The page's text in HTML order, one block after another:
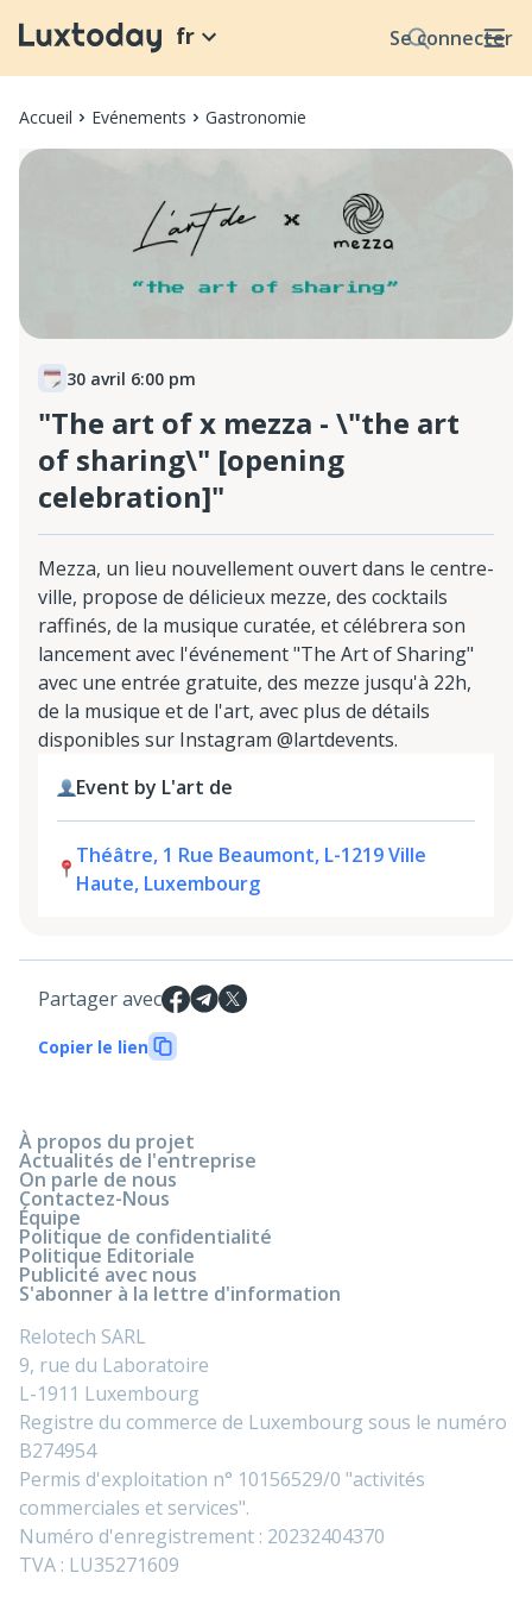
Se connecter
fr
Accueil Evénements Gastronomie
30 avril 6:00 pm
"The art of x mezza - \"the art
of sharing\" [opening
celebration]"
Mezza, un lieu nouvellement ouvert dans le centre-
ville, propose de délicieux mezze, des cocktails
raffinés, de la musique curatée, et célébrera son
lancement avec l'événement "The Art of Sharing"
avec une entrée gratuite, des mezze jusqu'à 22h,
de la musique et de l'art, avec plus de détails
disponibles sur Instagram @lartdevents.
Event by L'art de
Théâtre, 1 Rue Beaumont, L-1219 Ville
Haute, Luxembourg
Partager avec
Copier le lien
À propos du projet
Actualités de l'entreprise
On parle de nous
Contactez-Nous
Équipe
Politique de confidentialité
Politique Editoriale
Publicité avec nous
S'abonner à la lettre d'information
Relotech SARL
9, rue du Laboratoire
L-1911 Luxembourg
Registre du commerce de Luxembourg sous le numéro
B274954
Permis d'exploitation n° 10156529/0 "activités
commerciales et services".
Numéro d'enregistrement : 20232404370
TVA : LU35271609